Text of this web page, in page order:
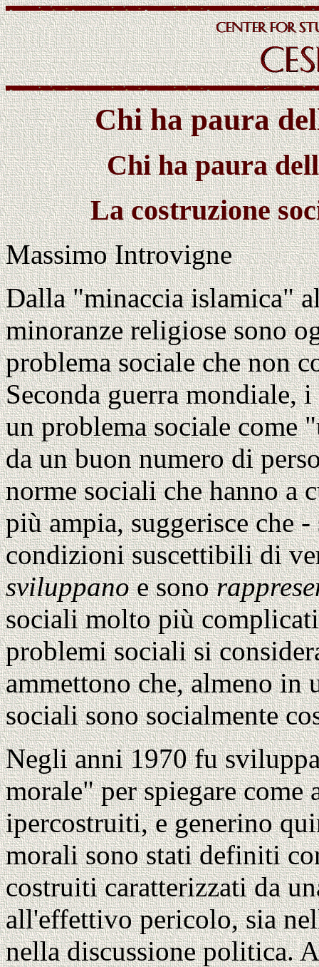
Chi ha paura
Chi ha paura
La costruzione
Massimo Introvigne
Dalla "minaccia islamica"
minoranze religiose sono
problema sociale che non
Seconda guerra mondiale,
un problema sociale come
da un buon numero di
norme sociali che hanno a
più ampia, suggerisce che
condizioni suscettibili di
sviluppanoe sono
sociali molto più
problemi sociali si
ammettono che, almeno in
sociali sono socialmente
Negli anni 1970 fu
morale" per spiegare
ipercostruiti, e generino
morali sono stati definiti
costruiti caratterizzati da
all'effettivo pericolo, sia
nella discussione politica.